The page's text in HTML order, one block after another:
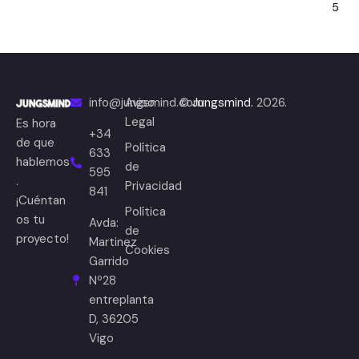
5
Es hora
de que
hablemos
.
¡Cuéntan
os tu
proyecto!
info@jungsmind.com
+34
633
595
841
Avda:
Martinez
Garrido
Nº28
entreplanta
D, 36205
Vigo
Aviso
Legal
Política
de
Privacidad
Política
de
Cookies
© Jungsmind. 2026.